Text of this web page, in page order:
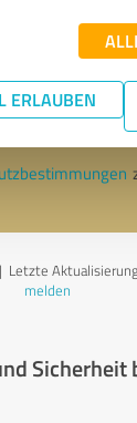
ERLAUBEN
*
senden
Letzte
melden
Sicherheit